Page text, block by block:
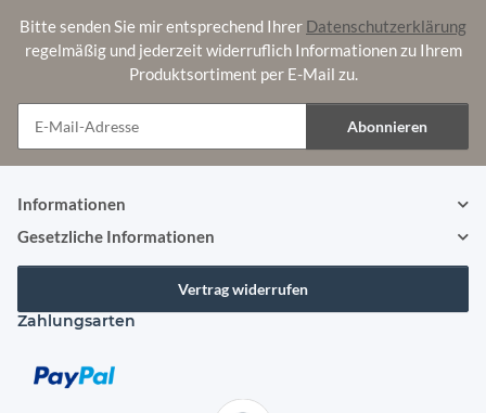
Bitte senden Sie mir entsprechend Ihrer Datenschutzerklärung
regelmäßig und jederzeit widerruflich Informationen zu Ihrem
Produktsortiment per E-Mail zu.
Abonnieren
Informationen
Gesetzliche Informationen
Vertrag widerrufen
Zahlungsarten